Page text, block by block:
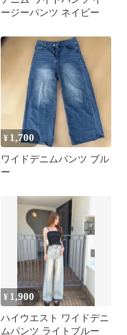
ージーパンツ ネイビー
¥ 1,700
ワイドデニムパンツ ブル
ー
¥ 1,900
ハイウエスト ワイドデニ
ムパンツ ライトブルー